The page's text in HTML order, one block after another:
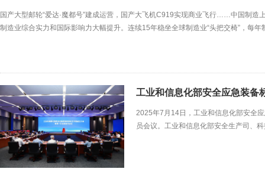
国产大型邮轮“爱达·魔都号”建成运营，国产大飞机C919实现商业飞行……中国制造
制造业综合实力和国际影响力大幅提升。连续15年稳坐全球制造业“头把交椅”，每
工业和信息化部安全应急装备
2025年7月14日，工业和信息化部安全
员会议。工业和信息化部安全生产司、